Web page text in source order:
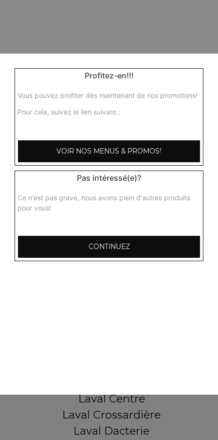
103, Avenue Robert Buron
Laval Centre
Laval Crossardière
Laval Dacterie
Profitez-en!!!
Vous pouvez profiter dès maintenant de nos promotions!
Pour cela, suivez le lien suivant :
VOIR NOS MENUS & PROMOS!
Pas intéressé(e)?
Ce n'est pas grave, nous avons plein d'autres produits
pour vous!
CONTINUEZ